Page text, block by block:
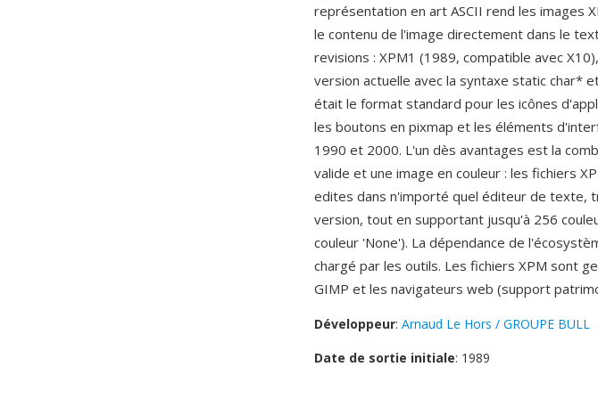
représentation en art ASCII rend les images
le contenu de l'image directement dans le
revisions : XPM1 (1989, compatible avec
version actuelle avec la syntaxe static char*
était le format standard pour les icônes
les boutons en pixmap et les éléments
1990 et 2000. L'un dès avantages est la
valide et une image en couleur : les fichiers
edites dans n'importé quel éditeur de texte,
version, tout en supportant jusqu'à 256
couleur 'None'). La dépendance de
chargé par les outils. Les fichiers XPM sont
GIMP et les navigateurs web (support
Développeur: Arnaud Le Hors / GROUPE BULL
Date de sortie initiale: 1989